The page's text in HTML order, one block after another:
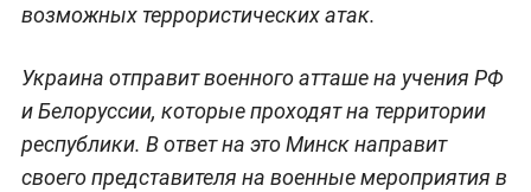
возможных террористических атак.
Украина отправит военного атташе на учения РФ
и Белоруссии, которые проходят на территории
республики. В ответ на это Минск направит
своего представителя на военные мероприятия в